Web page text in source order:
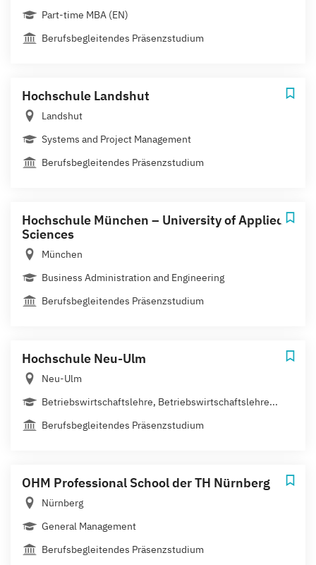
Part-time MBA (EN)
Berufsbegleitendes Präsenzstudium
Hochschule Landshut
Landshut
Systems and Project Management
Berufsbegleitendes Präsenzstudium
Hochschule München – University of Applied
Sciences
München
Business Administration and Engineering
Berufsbegleitendes Präsenzstudium
Hochschule Neu-Ulm
Neu-Ulm
Betriebswirtschaftslehre, Betriebswirtschaftslehre...
Berufsbegleitendes Präsenzstudium
OHM Professional School der TH Nürnberg
Nürnberg
General Management
Berufsbegleitendes Präsenzstudium